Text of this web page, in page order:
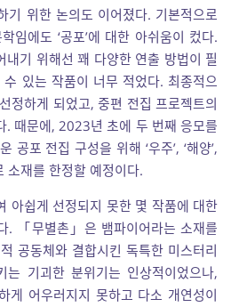
기 위한 논의도 이어졌다. 기본적으로
임에도 ‘공포’에 대한 아쉬움이 컸다.
내기 위해선 꽤 다양한 연출 방법이 필
있는 작품이 너무 적었다. 최종적으
정하게 되었고, 중편 전집 프로젝트의
. 때문에, 2023년 초에 두 번째 응모를
공포 전집 구성을 위해 ‘우주’, ‘해양’,
소재를 한정할 예정이다.
아쉽게 선정되지 못한 몇 작품에 대한
. 「무별촌」은 뱀파이어라는 소재를
공동체와 결합시킨 독특한 미스터리
는 기괴한 분위기는 인상적이었으나,
게 어우러지지 못하고 다소 개연성이